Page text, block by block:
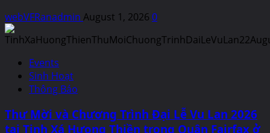
webVFRanadmin August 1, 2026 0
Events
Sinh Hoạt
Thông Báo
Thư Mời và Chương Trình Đại Lễ Vu Lan 2026
tại Tịnh Xá Hưong Thiền trong Quận Fairfax ở